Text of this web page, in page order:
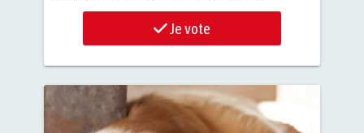
Je vote